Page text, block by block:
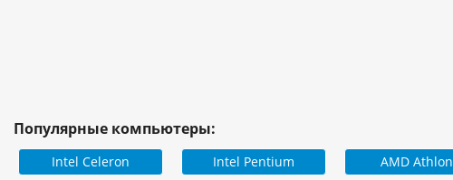
Популярные компьютеры:
Intel Celeron Intel Pentium AMD Athlon